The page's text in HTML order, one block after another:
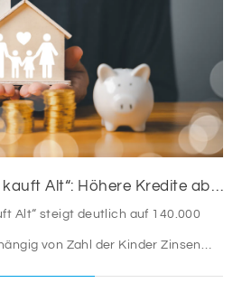
KfW-Förderung „Jung kauft Alt“: Höhere Kredite ab August 2026
Alt“ steigt deutlich auf 140.000
von Zahl der Kinder Zinsen
verbilligt: Heutiger Zins bei 0,53